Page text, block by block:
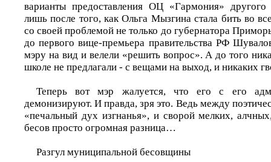
варианты предоставления ОЦ «Гармония»
лишь после того, как Ольга Мызгина стала бить во
со своей проблемой не только до губернатора
до первого вице-премьера правительства РФ
мэру на вид и велели «решить вопрос». А до того
школе не предлагали - с вещами на выход, и никаких
Теперь вот мэр жалуется, что его с его
демонизируют. И правда, зря это. Ведь между
«печальный дух изгнанья», и сворой мелких,
бесов просто огромная разница…
Разгул муниципальной бесовщины